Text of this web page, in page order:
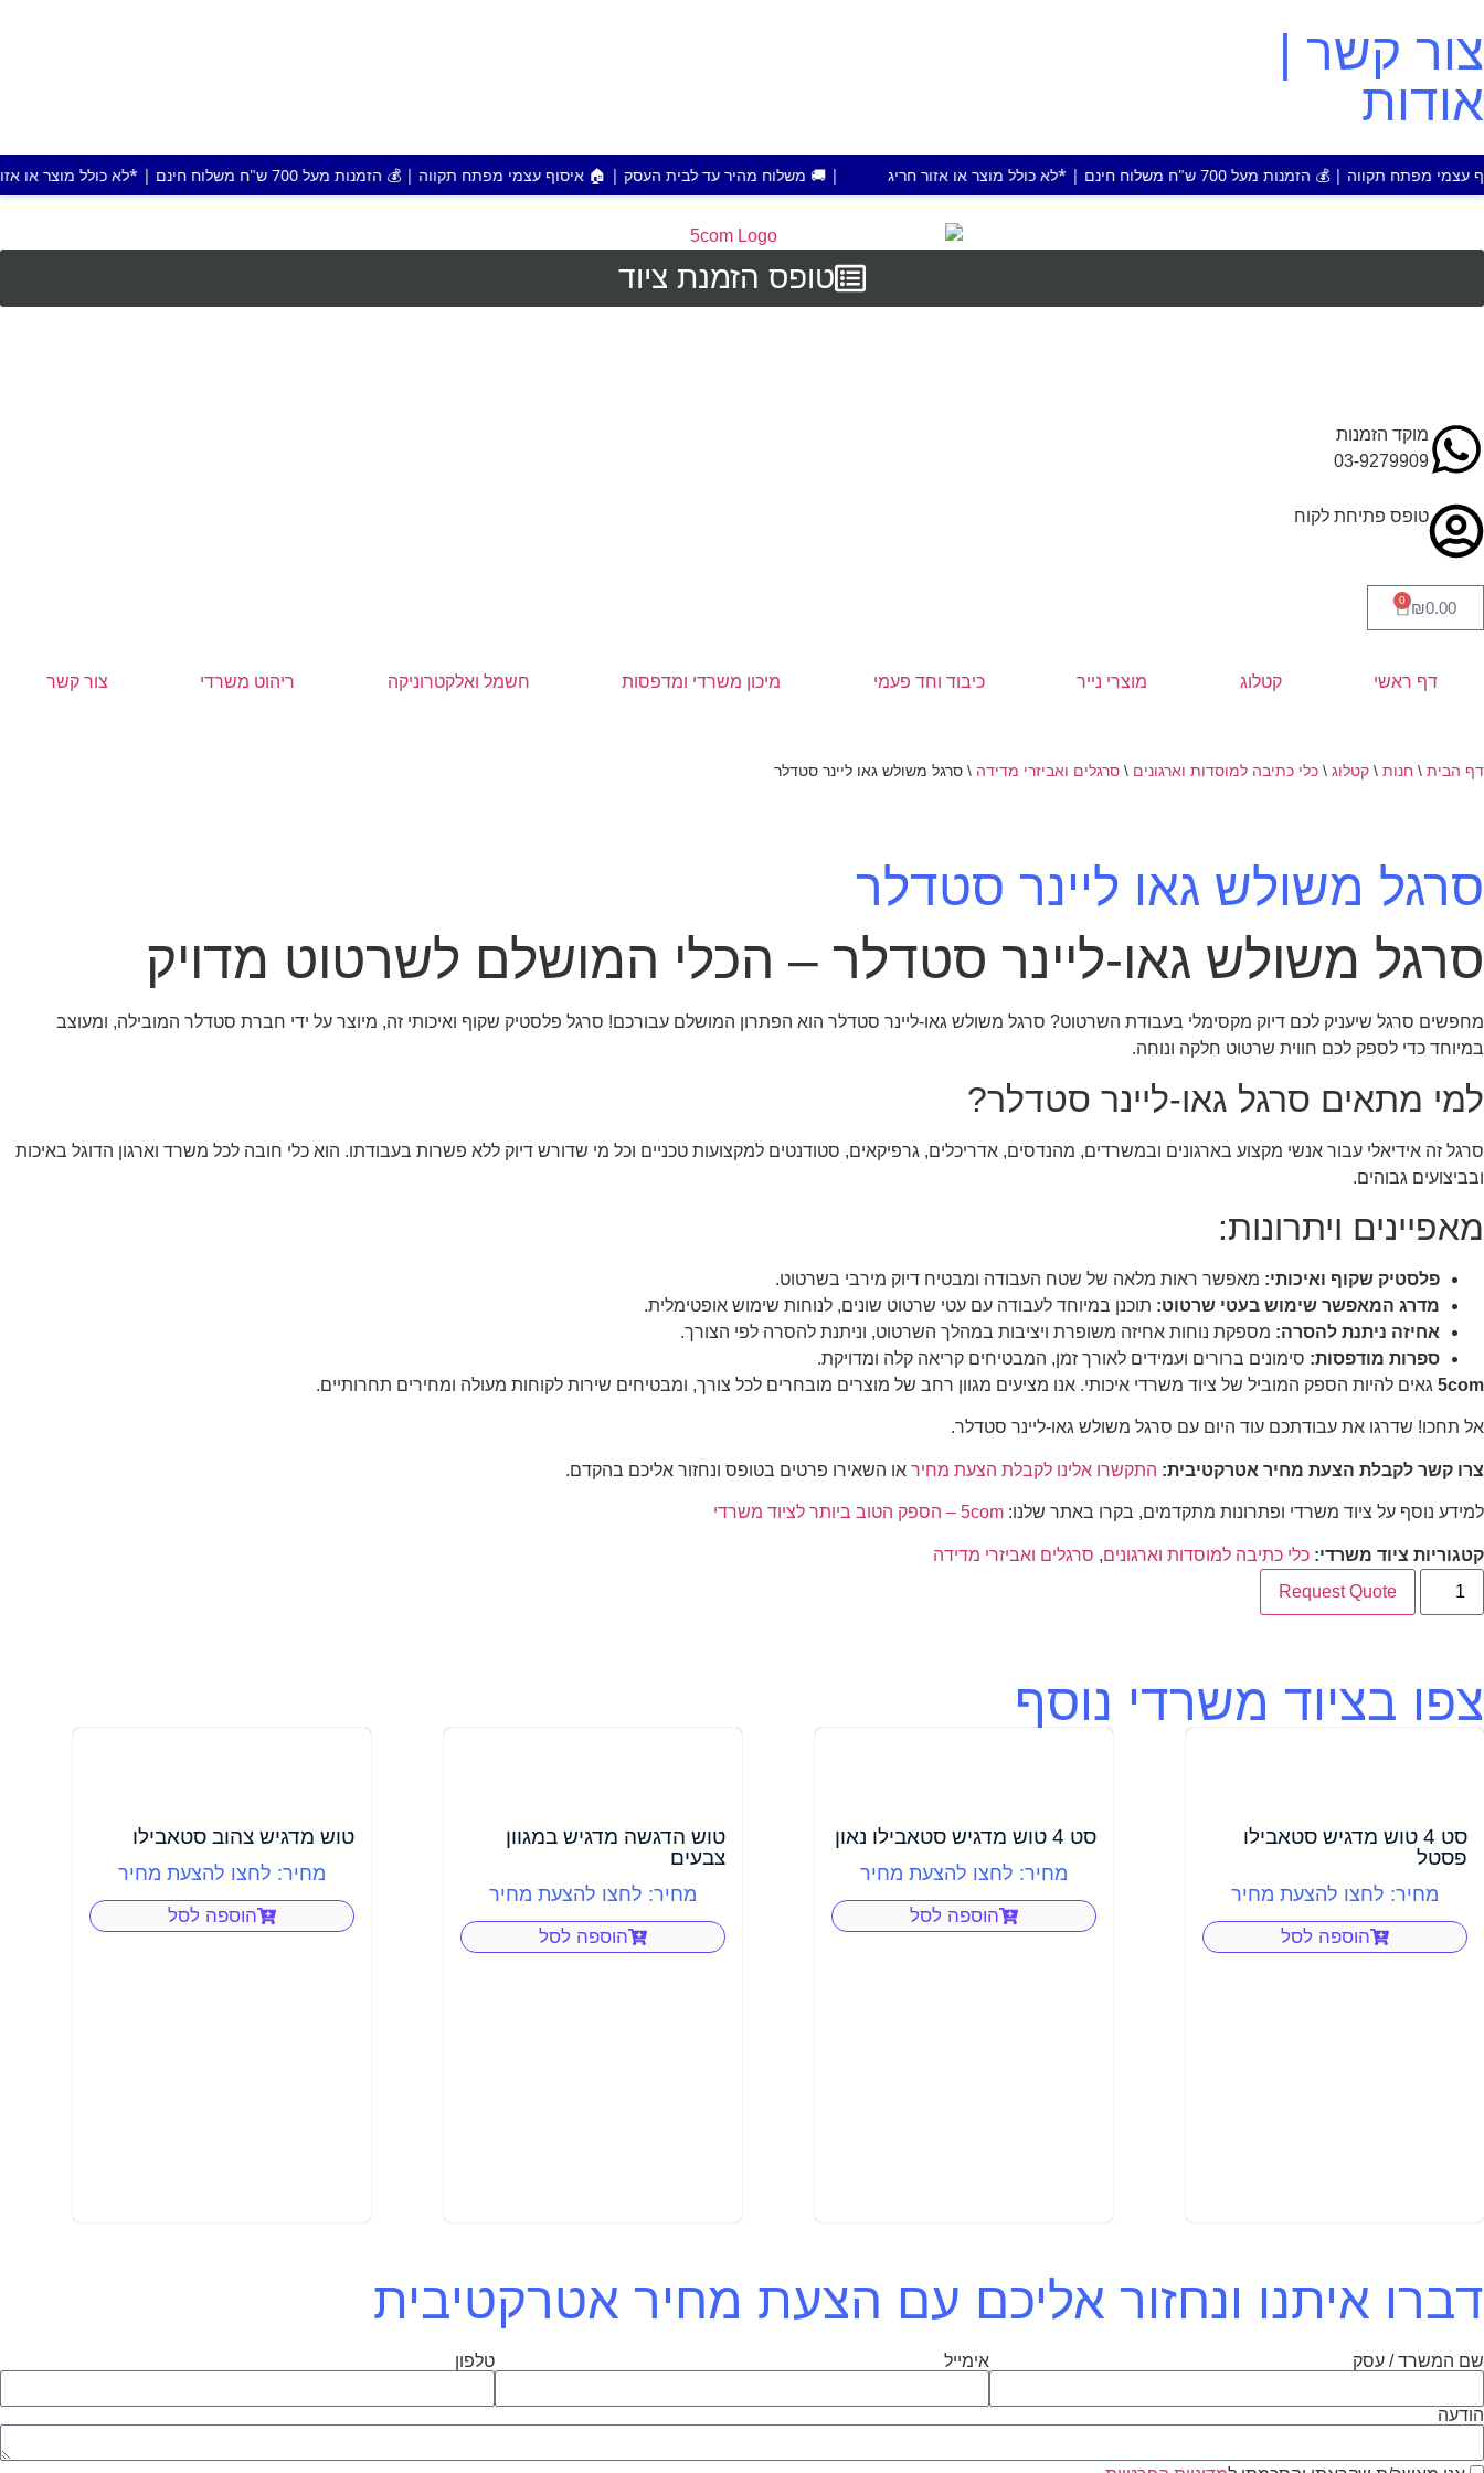
צור קשר |
אודות
700 ש"ח משלוח חינם | *לא כולל מוצר או אזור חריג | 🚚 משלוח מהיר עד לבית העסק | 🏠 איסוף עצמי מפתח תקווה | 💰 הזמנות מעל 700 ש"ח משלוח חינם | *לא כולל מוצר או אזור חריג |
טופס הזמנת ציוד
מוקד הזמנות
03-9279909
טופס פתיחת לקוח
₪0.00
0
דף ראשי קטלוג מוצרי נייר כיבוד וחד פעמי מיכון משרדי ומדפסות חשמל ואלקטרוניקה ריהוט משרדי צור קשר
דף הבית \ חנות \ קטלוג \ כלי כתיבה למוסדות וארגונים \ סרגלים ואביזרי מדידה \ סרגל משולש גאו ליינר סטדלר
סרגל משולש גאו ליינר סטדלר
סרגל משולש גאו-ליינר סטדלר – הכלי המושלם לשרטוט מדויק
מחפשים סרגל שיעניק לכם דיוק מקסימלי בעבודת השרטוט? סרגל משולש גאו-ליינר סטדלר הוא הפתרון המושלם עבורכם! סרגל פלסטיק שקוף ואיכותי זה, מיוצר על ידי חברת סטדלר המובילה, ומעוצב
במיוחד כדי לספק לכם חווית שרטוט חלקה ונוחה.
למי מתאים סרגל גאו-ליינר סטדלר?
סרגל זה אידיאלי עבור אנשי מקצוע בארגונים ובמשרדים, מהנדסים, אדריכלים, גרפיקאים, סטודנטים למקצועות טכניים וכל מי שדורש דיוק ללא פשרות בעבודתו. הוא כלי חובה לכל משרד וארגון הדוגל באיכות
ובביצועים גבוהים.
מאפיינים ויתרונות:
פלסטיק שקוף ואיכותי: מאפשר ראות מלאה של שטח העבודה ומבטיח דיוק מירבי בשרטוט.
מדרג המאפשר שימוש בעטי שרטוט: תוכנן במיוחד לעבודה עם עטי שרטוט שונים, לנוחות שימוש אופטימלית.
אחיזה ניתנת להסרה: מספקת נוחות אחיזה משופרת ויציבות במהלך השרטוט, וניתנת להסרה לפי הצורך.
ספרות מודפסות: סימונים ברורים ועמידים לאורך זמן, המבטיחים קריאה קלה ומדויקת.
5com גאים להיות הספק המוביל של ציוד משרדי איכותי. אנו מציעים מגוון רחב של מוצרים מובחרים לכל צורך, ומבטיחים שירות לקוחות מעולה ומחירים תחרותיים.
אל תחכו! שדרגו את עבודתכם עוד היום עם סרגל משולש גאו-ליינר סטדלר.
צרו קשר לקבלת הצעת מחיר אטרקטיבית: התקשרו אלינו לקבלת הצעת מחיר או השאירו פרטים בטופס ונחזור אליכם בהקדם.
למידע נוסף על ציוד משרדי ופתרונות מתקדמים, בקרו באתר שלנו: 5com – הספק הטוב ביותר לציוד משרדי
קטגוריות ציוד משרדי: כלי כתיבה למוסדות וארגונים, סרגלים ואביזרי מדידה
Request Quote
צפו בציוד משרדי נוסף
סט 4 טוש מדגיש סטאבילו
פסטל
מחיר: לחצו להצעת מחיר
הוספה לסל
סט 4 טוש מדגיש סטאבילו נאון
מחיר: לחצו להצעת מחיר
הוספה לסל
טוש הדגשה מדגיש במגוון
צבעים
מחיר: לחצו להצעת מחיר
הוספה לסל
טוש מדגיש צהוב סטאבילו
מחיר: לחצו להצעת מחיר
הוספה לסל
דברו איתנו ונחזור אליכם עם הצעת מחיר אטרקטיבית
שם המשרד / עסק אימייל טלפון
הודעה